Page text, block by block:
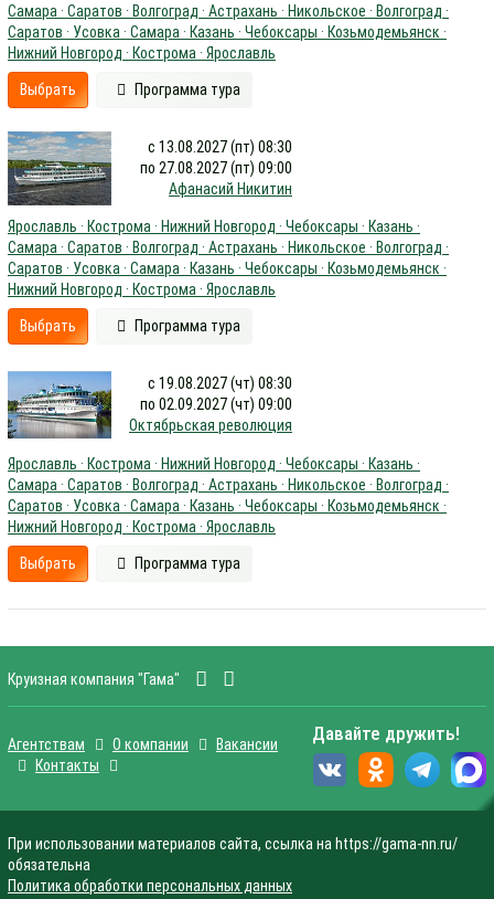
Самара · Саратов · Волгоград · Астрахань · Никольское · Волгоград ·
Саратов · Усовка · Самара · Казань · Чебоксары · Козьмодемьянск ·
Нижний Новгород · Кострома · Ярославль
Выбрать Программа тура
с 13.08.2027 (пт) 08:30
по 27.08.2027 (пт) 09:00
Афанасий Никитин
Ярославль · Кострома · Нижний Новгород · Чебоксары · Казань ·
Самара · Саратов · Волгоград · Астрахань · Никольское · Волгоград ·
Саратов · Усовка · Самара · Казань · Чебоксары · Козьмодемьянск ·
Нижний Новгород · Кострома · Ярославль
Выбрать Программа тура
с 19.08.2027 (чт) 08:30
по 02.09.2027 (чт) 09:00
Октябрьская революция
Ярославль · Кострома · Нижний Новгород · Чебоксары · Казань ·
Самара · Саратов · Волгоград · Астрахань · Никольское · Волгоград ·
Саратов · Усовка · Самара · Казань · Чебоксары · Козьмодемьянск ·
Нижний Новгород · Кострома · Ярославль
Выбрать Программа тура
Круизная компания "Гама"
Агентствам О компании
Вакансии
Контакты
Давайте дружить!
При использовании материалов сайта, ссылка на https://gama-nn.ru/
обязательна
Политика обработки персональных данных